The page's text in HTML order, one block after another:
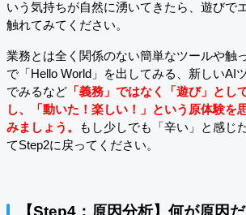
いう気持ちが自然に湧いてきたら、遊びで
触れてみてください。
業務とは全く関係のない簡単なツールや触
で「Hello World」を出してみる、新しいAI
でみるなど 「義務」ではなく「遊び」とし
し、「動いた！楽しい！」という原体験を
みましょう。
もし少しでも「辛い」と感じ
てStep2に戻ってください。
【Step4：原因分析】何が原因